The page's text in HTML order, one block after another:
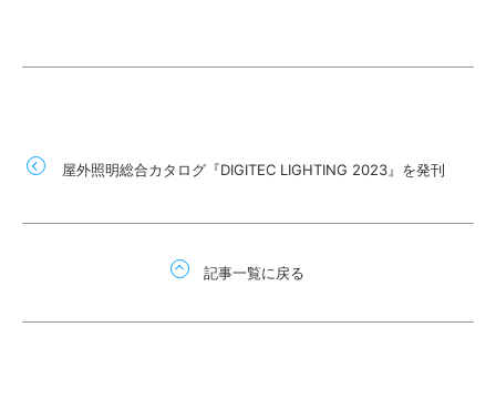
屋外照明総合カタログ『DIGITEC LIGHTING 2023』を発刊
記事一覧に戻る